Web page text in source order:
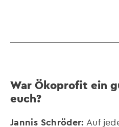
War Ökoprofit ein
euch?
Jannis Schröder: Auf